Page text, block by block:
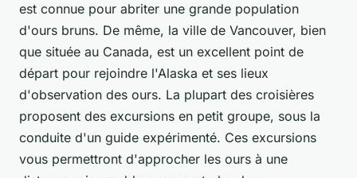
est connue pour abriter une grande population
d'ours bruns. De même, la ville de Vancouver, bien
que située au Canada, est un excellent point de
départ pour rejoindre l'Alaska et ses lieux
d'observation des ours. La plupart des croisières
proposent des excursions en petit groupe, sous la
conduite d'un guide expérimenté. Ces excursions
vous permettront d'approcher les ours à une